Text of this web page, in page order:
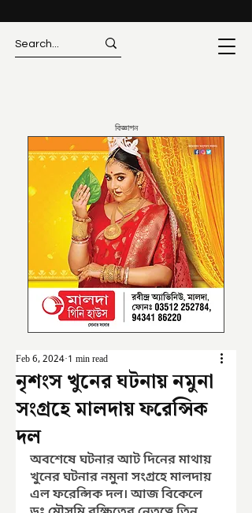
বিজ্ঞাপন
নৃশংস খুনের ঘটনায় নমুনা
সংগ্রহে মালদায় ফরেন্সিক
দল
Feb 6, 2024 1 min read
অবশেষে ঘটনার আট দিনের মাথায়
খুনের ঘটনার নমুনা সংগ্রহে মালদায়
এল ফরেন্সিক দল। আজ বিকেলে